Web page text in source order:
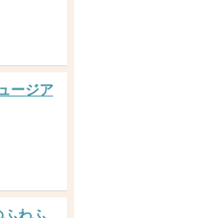
ージア
ふわふ